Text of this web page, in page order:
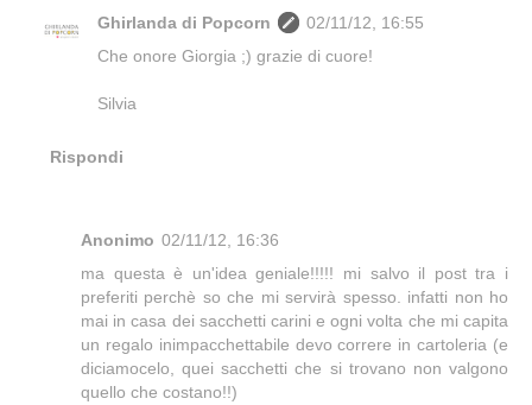
Ghirlanda di Popcorn
02/11/12, 16:55
Che onore Giorgia ;) grazie di cuore!
Silvia
Rispondi
Anonimo 02/11/12, 16:36
ma questa è un'idea geniale!!!!! mi salvo il post tra i
preferiti perchè so che mi servirà spesso. infatti non ho
mai in casa dei sacchetti carini e ogni volta che mi capita
un regalo inimpacchettabile devo correre in cartoleria (e
diciamocelo, quei sacchetti che si trovano non valgono
quello che costano!!)